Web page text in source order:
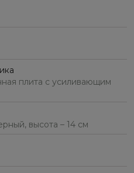
плита с усиливающим
высота – 14 см